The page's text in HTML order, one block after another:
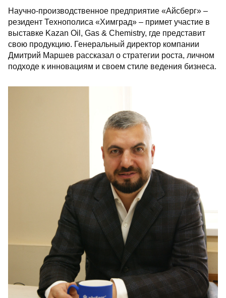
Научно-производственное предприятие «Айсберг» –
резидент Технополиса «Химград» – примет участие в
выставке Kazan Oil, Gas & Chemistry, где представит
свою продукцию. Генеральный директор компании
Дмитрий Маршев рассказал о стратегии роста, личном
подходе к инновациям и своем стиле ведения бизнеса.